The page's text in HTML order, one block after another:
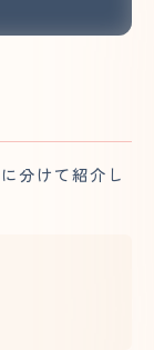
分けて紹介し